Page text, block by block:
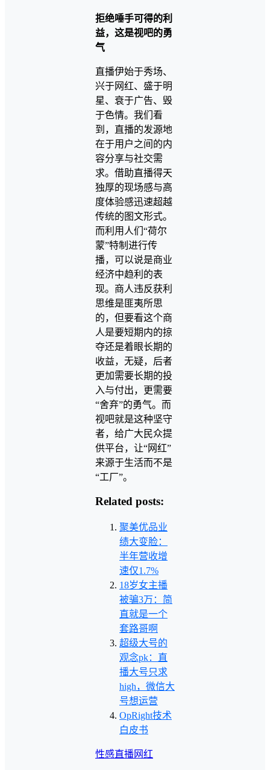
拒绝唾手可得的利
益，这是视吧的勇
气
直播伊始于秀场、
兴于网红、盛于明
星、衰于广告、毁
于色情。我们看
到，直播的发源地
在于用户之间的内
容分享与社交需
求。借助直播得天
独厚的现场感与高
度体验感迅速超越
传统的图文形式。
而利用人们“荷尔
蒙”特制进行传
播，可以说是商业
经济中趋利的表
现。商人违反获利
思维是匪夷所思
的，但要看这个商
人是要短期内的掠
夺还是着眼长期的
收益，无疑，后者
更加需要长期的投
入与付出，更需要
“舍弃”的勇气。而
视吧就是这种坚守
者，给广大民众提
供平台，让“网红”
来源于生活而不是
“工厂”。
Related posts:
聚美优品业
绩大变脸：
半年营收增
速仅1.7%
18岁女主播
被骗3万：简
直就是一个
套路哥啊
超级大号的
观念pk：直
播大号只求
high，微信大
号想运营
OpRight技术
白皮书
性感直播网红